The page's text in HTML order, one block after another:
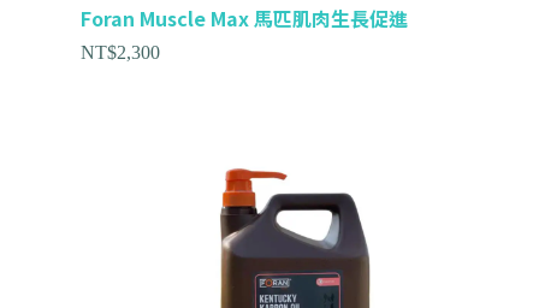
Foran Muscle Max 馬匹肌肉生長促進
NT$2,300